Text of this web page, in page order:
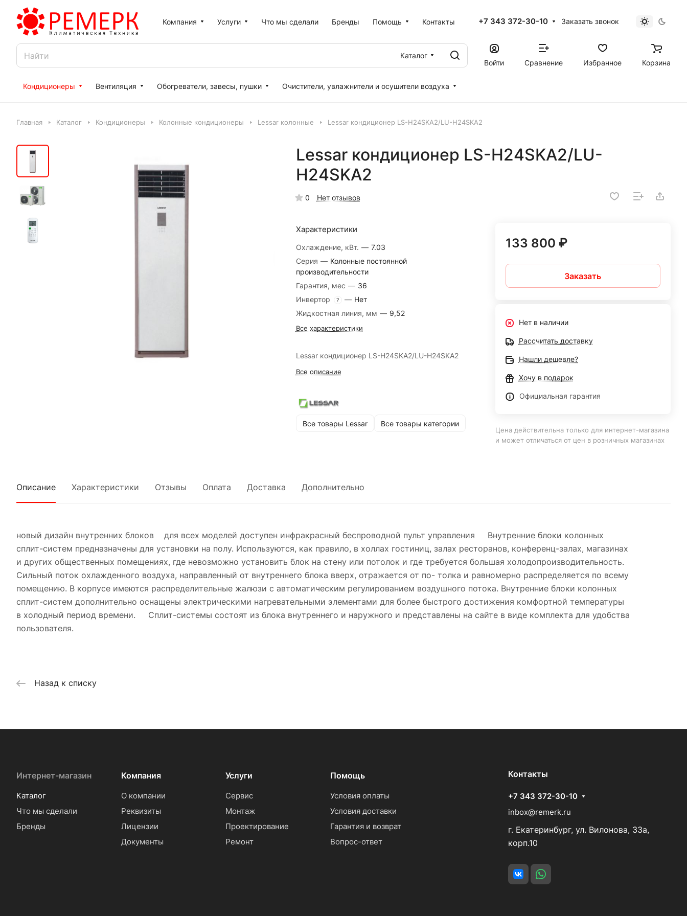
Компания Услуги Что мы сделали Бренды Помощь Контакты +7 343 372-30-10 Заказать звонок
Каталог
Войти
Сравнение Избранное Корзина
Кондиционеры Вентиляция Обогреватели, завесы, пушки Очистители, увлажнители и осушители воздуха
Главная Каталог Кондиционеры Колонные кондиционеры Lessar колонные Lessar кондиционер LS-H24SKA2/LU-H24SKA2
Lessar кондиционер LS-H24SKA2/LU-
H24SKA2
0 Нет отзывов
Характеристики
Охлаждение, кВт. — 7.03
Серия — Колонные постоянной
производительности
Гарантия, мес — 36
Инвертор
? — Нет
Жидкостная линия, мм — 9,52
Все характеристики
Lessar кондиционер LS-H24SKA2/LU-H24SKA2
Все описание
Все товары Lessar Все товары категории
133 800 ₽
Заказать
Нет в наличии
Рассчитать доставку
Нашли дешевле?
Хочу в подарок
Официальная гарантия
Цена действительна только для интернет-магазина
и может отличаться от цен в розничных магазинах
Описание Характеристики Отзывы Оплата Доставка Дополнительно
новый дизайн внутренних блоков для всех моделей доступен инфракрасный беспроводной пульт управления Внутренние блоки колонных
сплит-систем предназначены для установки на полу. Используются, как правило, в холлах гостиниц, залах ресторанов, конференц-залах, магазинах
и других общественных помещениях, где невозможно установить блок на стену или потолок и где требуется большая холодопроизводительность.
Сильный поток охлажденного воздуха, направленный от внутреннего блока вверх, отражается от по- толка и равномерно распределяется по всему
помещению. В корпусе имеются распределительные жалюзи с автоматическим регулированием воздушного потока. Внутренние блоки колонных
сплит-систем дополнительно оснащены электрическими нагревательными элементами для более быстрого достижения комфортной температуры
в холодный период времени. Сплит-системы состоят из блока внутреннего и наружного и представлены на сайте в виде комплекта для удобства
пользователя.
Назад к списку
Интернет-магазин
Каталог
Что мы сделали
Бренды
Компания
О компании
Реквизиты
Лицензии
Документы
Услуги
Сервис
Монтаж
Проектирование
Ремонт
Помощь
Условия оплаты
Условия доставки
Гарантия и возврат
Вопрос-ответ
Контакты
+7 343 372-30-10
inbox@remerk.ru
г. Екатеринбург, ул. Вилонова, 33а,
корп.10